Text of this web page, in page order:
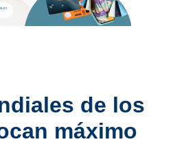
de los
máximo